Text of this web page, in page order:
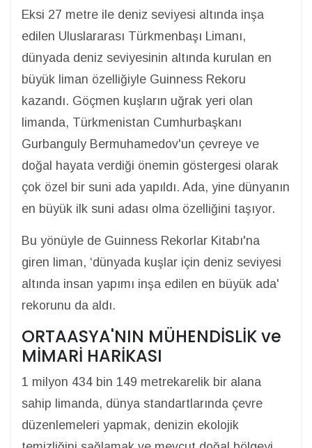
Eksi 27 metre ile deniz seviyesi altında inşa
edilen Uluslararası Türkmenbaşı Limanı,
dünyada deniz seviyesinin altında kurulan en
büyük liman özelliğiyle Guinness Rekoru
kazandı. Göçmen kuşların uğrak yeri olan
limanda, Türkmenistan Cumhurbaşkanı
Gurbanguly Bermuhamedov'un çevreye ve
doğal hayata verdiği önemin göstergesi olarak
çok özel bir suni ada yapıldı. Ada, yine dünyanın
en büyük ilk suni adası olma özelliğini taşıyor.
Bu yönüyle de Guinness Rekorlar Kitabı'na
giren liman, ‘dünyada kuşlar için deniz seviyesi
altında insan yapımı inşa edilen en büyük ada'
rekorunu da aldı.
ORTAASYA'NIN MÜHENDİSLİK ve
MİMARİ HARİKASI
1 milyon 434 bin 149 metrekarelik bir alana
sahip limanda, dünya standartlarında çevre
düzenlemeleri yapmak, denizin ekolojik